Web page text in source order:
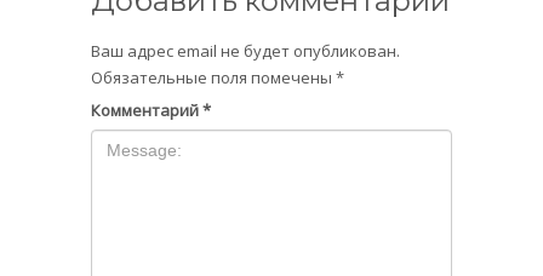
Ваш адрес email не будет опубликован.
Обязательные поля помечены *
Комментарий*